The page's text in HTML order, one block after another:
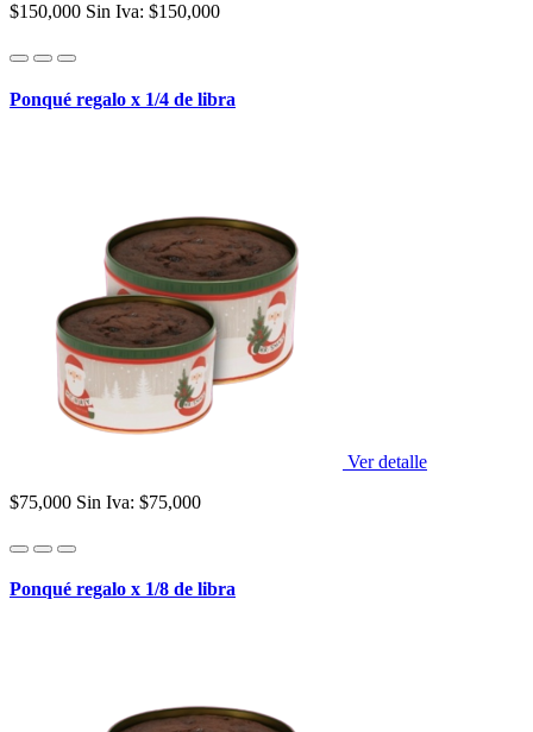
$150,000 Sin Iva: $150,000
Ponqué regalo x 1/4 de libra
Ver detalle
$75,000 Sin Iva: $75,000
Ponqué regalo x 1/8 de libra